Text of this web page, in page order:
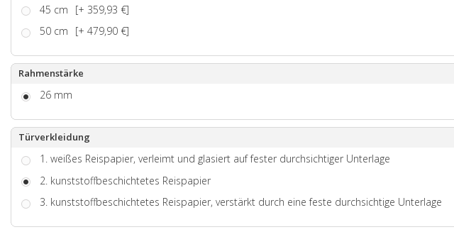
45 cm
[+ 359,93 €]
50 cm
[+ 479,90 €]
Rahmenstärke
26 mm
Türverkleidung
1. weißes Reispapier, verleimt und glasiert auf fester durchsichtiger Unterlage
2. kunststoffbeschichtetes Reispapier
3. kunststoffbeschichtetes Reispapier, verstärkt durch eine feste durchsichtige Unterlage